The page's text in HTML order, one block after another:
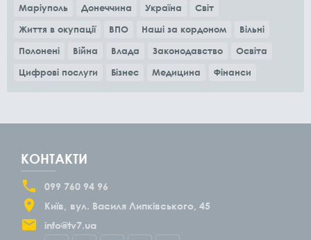
Маріуполь Донеччина Україна
Світ
Життя в окупації
ВПО Наші за кордоном
Вільні
Полонені
Війна Влада Законодавство
Освіта
Цифрові послуги
Бізнес Медицина Фінанси
КОНТАКТИ
099 760 94 96
Київ
вул. Василя Липківського, 45
info@tv7.ua